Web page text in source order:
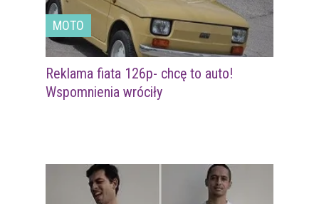
MOTO
Reklama fiata 126p- chcę to auto!
Wspomnienia wróciły